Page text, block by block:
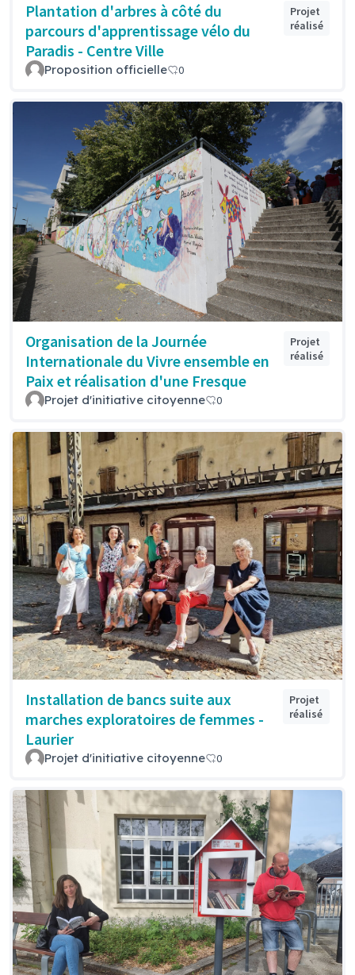
Plantation d'arbres à côté du
parcours d'apprentissage vélo du
Paradis - Centre Ville
Projet
réalisé
Proposition officielle 0
Organisation de la Journée
Internationale du Vivre ensemble en
Paix et réalisation d'une Fresque
Projet
réalisé
Projet d'initiative citoyenne 0
Installation de bancs suite aux
marches exploratoires de femmes -
Laurier
Projet
réalisé
Projet d'initiative citoyenne 0